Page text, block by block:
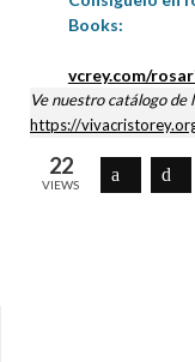
Books:
vcrey.com/
Ve nuestro catálogo de
https://
22
VIEWS